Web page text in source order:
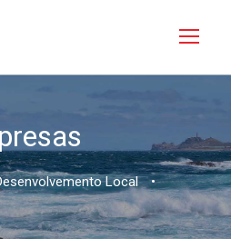
Local •